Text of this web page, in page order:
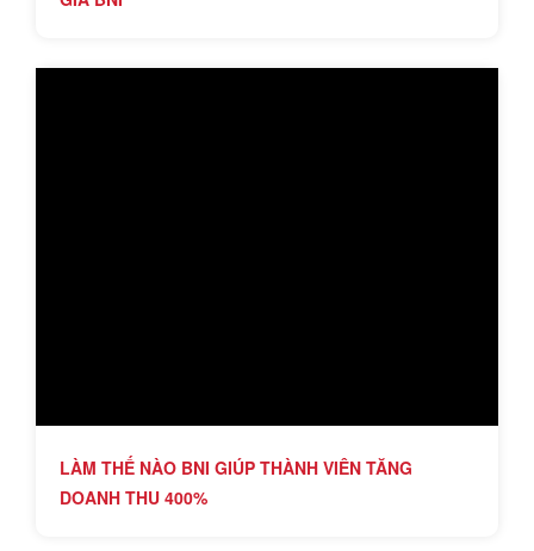
LÀM THẾ NÀO BNI GIÚP THÀNH VIÊN TĂNG
DOANH THU 400%